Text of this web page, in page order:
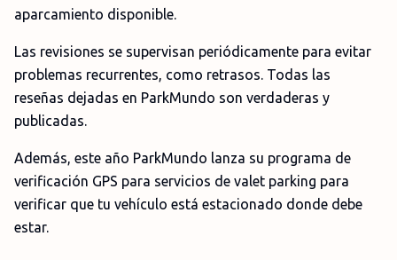
aparcamiento disponible.
Las revisiones se supervisan periódicamente para evitar
problemas recurrentes, como retrasos. Todas las
reseñas dejadas en ParkMundo son verdaderas y
publicadas.
Además, este año ParkMundo lanza su programa de
verificación GPS para servicios de valet parking para
verificar que tu vehículo está estacionado donde debe
estar.